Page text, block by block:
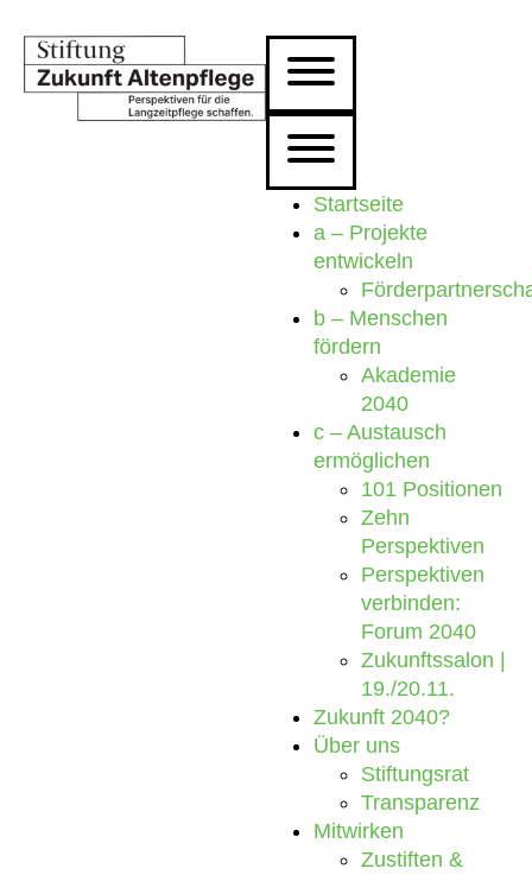
Startseite
a – Projekte
entwickeln
b – Menschen
fördern
Akademie
2040
c – Austausch
ermöglichen
101 Positionen
Zehn
Perspektiven
Perspektiven
verbinden:
Forum 2040
Zukunftssalon |
19./20.11.
Zukunft 2040?
Über uns
Stiftungsrat
Transparenz
Mitwirken
Zustiften &